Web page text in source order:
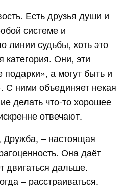
Есть друзья души и
системе и
линии судьбы, хоть это
категория. Они, эти
подарки», а могут быть и
С ними объединяет некая
делать что-то хорошее
отвечают.
Дружба, – настоящая
Она даёт
двигаться дальше.
– расстраиваться.